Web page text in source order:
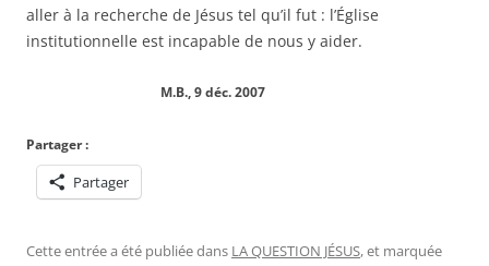
aller à la recherche de Jésus tel qu’il fut : l’Église
institutionnelle est incapable de nous y aider.
M.B., 9 déc. 2007
Partager :
Partager
Cette entrée a été publiée dans LA QUESTION JÉSUS, et marquée